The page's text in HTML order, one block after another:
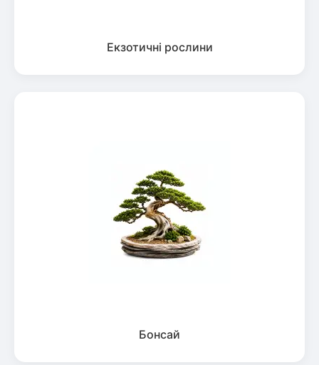
Екзотичні рослини
Бонсай